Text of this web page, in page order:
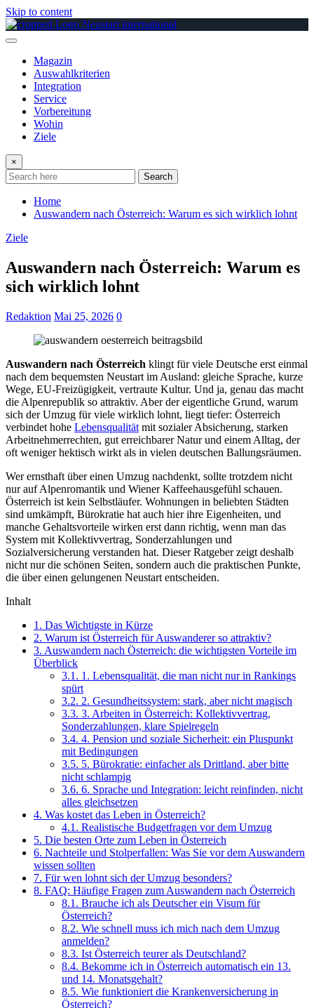
Skip to content
Magazin
Auswahlkriterien
Integration
Service
Vorbereitung
Wohin
Ziele
×
Search
Home
Auswandern nach Österreich: Warum es sich wirklich lohnt
Ziele
Auswandern nach Österreich: Warum es
sich wirklich lohnt
Redaktion Mai 25, 2026 0
Auswandern nach Österreich klingt für viele Deutsche erst einmal
nach dem bequemsten Neustart im Ausland: gleiche Sprache, kurze
Wege, EU-Freizügigkeit, vertraute Kultur. Und ja, genau das macht
die Alpenrepublik so attraktiv. Aber der eigentliche Grund, warum
sich der Umzug für viele wirklich lohnt, liegt tiefer: Österreich
verbindet hohe Lebensqualität mit sozialer Absicherung, starken
Arbeitnehmerrechten, gut erreichbarer Natur und einem Alltag, der
oft weniger hektisch wirkt als in vielen deutschen Ballungsräumen.
Wer ernsthaft über einen Umzug nachdenkt, sollte trotzdem nicht
nur auf Alpenromantik und Wiener Kaffeehausgefühl schauen.
Österreich ist kein Selbstläufer. Wohnungen in beliebten Städten
sind umkämpft, Bürokratie hat auch hier ihre Eigenheiten, und
manche Gehaltsvorteile wirken erst dann richtig, wenn man das
System mit Kollektivvertrag, Sonderzahlungen und
Sozialversicherung verstanden hat. Dieser Ratgeber zeigt deshalb
nicht nur die schönen Seiten, sondern auch die praktischen Punkte,
die über einen gelungenen Neustart entscheiden.
Inhalt
1. Das Wichtigste in Kürze
2. Warum ist Österreich für Auswanderer so attraktiv?
3. Auswandern nach Österreich: die wichtigsten Vorteile im
Überblick
3.1. 1. Lebensqualität, die man nicht nur in Rankings
spürt
3.2. 2. Gesundheitssystem: stark, aber nicht magisch
3.3. 3. Arbeiten in Österreich: Kollektivvertrag,
Sonderzahlungen, klare Spielregeln
3.4. 4. Pension und soziale Sicherheit: ein Pluspunkt
mit Bedingungen
3.5. 5. Bürokratie: einfacher als Drittland, aber bitte
nicht schlampig
3.6. 6. Sprache und Integration: leicht reinfinden, nicht
alles gleichsetzen
4. Was kostet das Leben in Österreich?
4.1. Realistische Budgetfragen vor dem Umzug
5. Die besten Orte zum Leben in Österreich
6. Nachteile und Stolperfallen: Was Sie vor dem Auswandern
wissen sollten
7. Für wen lohnt sich der Umzug besonders?
8. FAQ: Häufige Fragen zum Auswandern nach Österreich
8.1. Brauche ich als Deutscher ein Visum für
Österreich?
8.2. Wie schnell muss ich mich nach dem Umzug
anmelden?
8.3. Ist Österreich teurer als Deutschland?
8.4. Bekomme ich in Österreich automatisch ein 13.
und 14. Monatsgehalt?
8.5. Wie funktioniert die Krankenversicherung in
Österreich?